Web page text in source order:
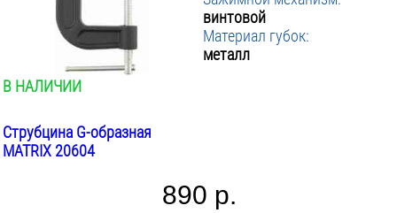
винтовой
Материал губок:
металл
В НАЛИЧИИ
Струбцина G-образная
MATRIX 20604
890 р.